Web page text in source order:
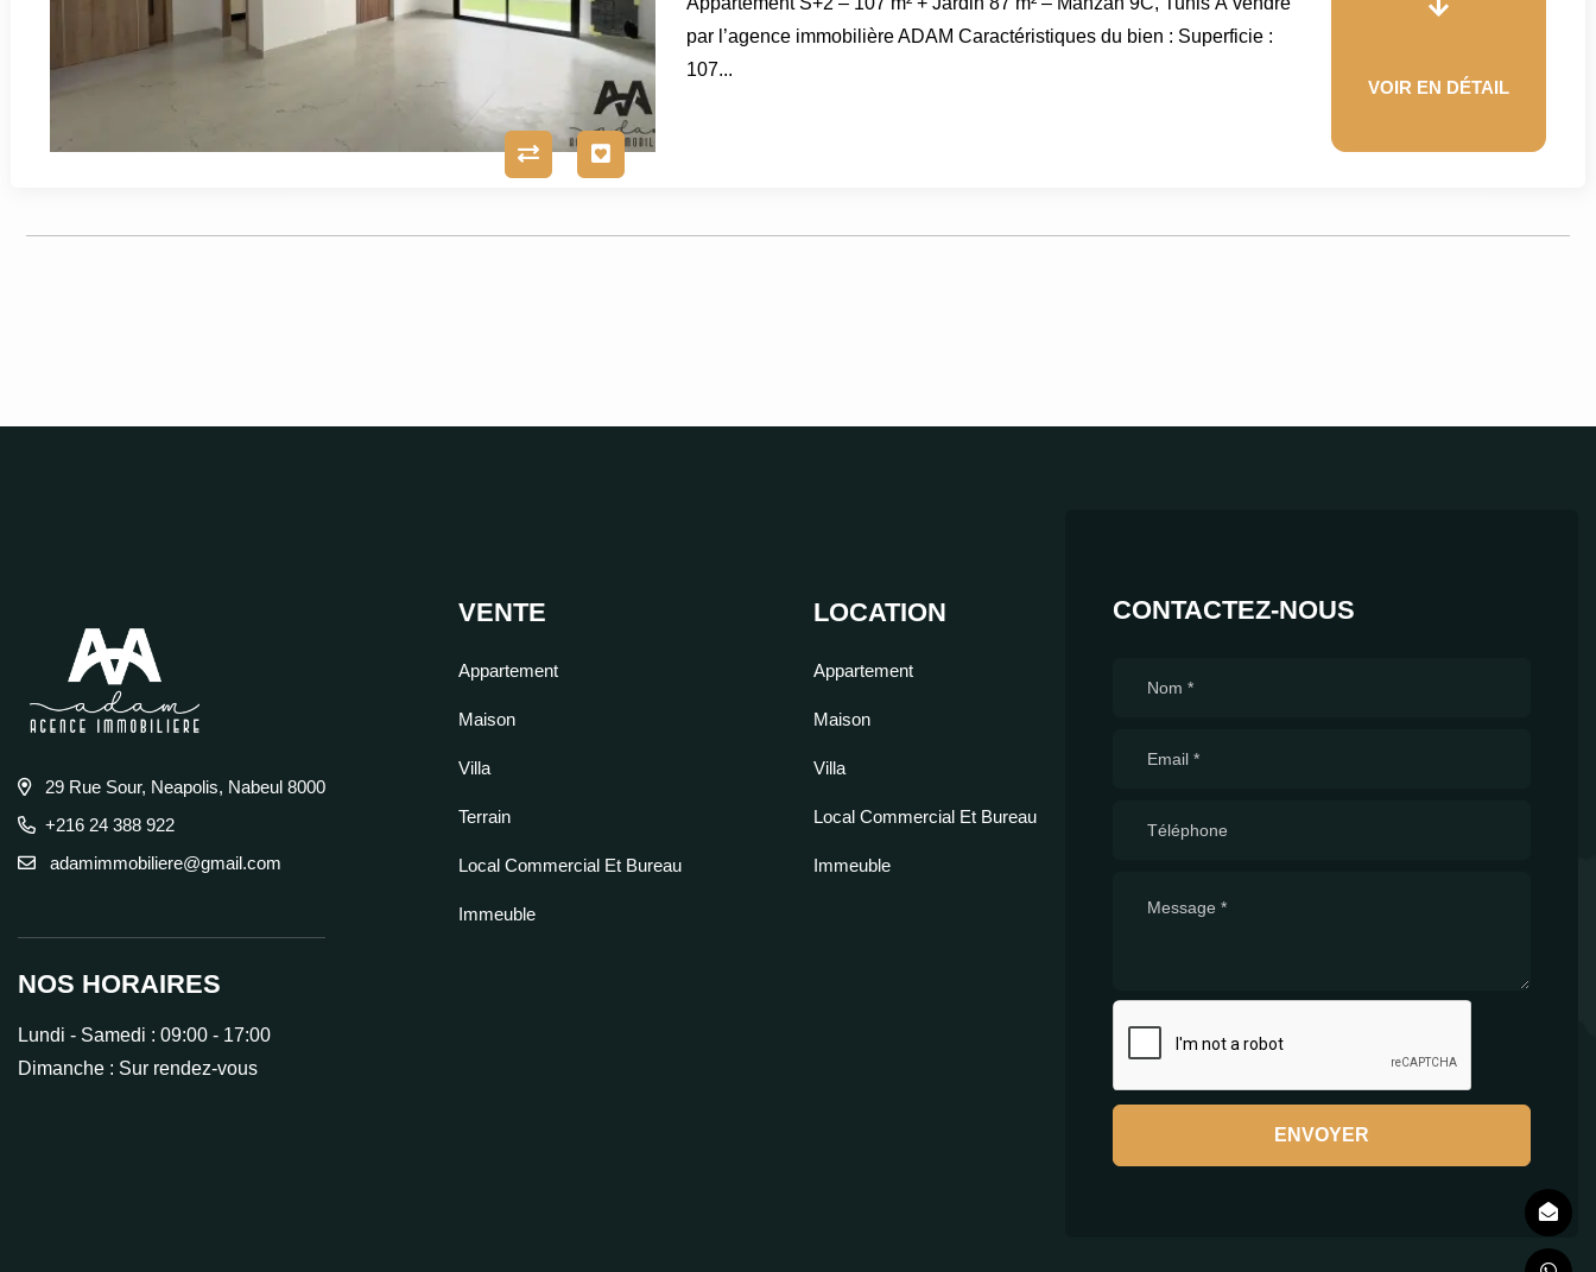
par l’agence immobilière ADAM Caractéristiques du bien : Superficie :
107...
VOIR EN DÉTAIL
29 Rue Sour, Neapolis, Nabeul 8000
+216 24 388 922
adamimmobiliere@gmail.com
NOS HORAIRES
Lundi - Samedi : 09:00 - 17:00
Dimanche : Sur rendez-vous
VENTE
Appartement
Maison
Villa
Terrain
Local Commercial Et Bureau
Immeuble
LOCATION
Appartement
Maison
Villa
Local Commercial Et Bureau
Immeuble
CONTACTEZ-NOUS
ENVOYER